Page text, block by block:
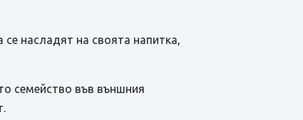
се насладят на своята напитка,
семейство във външния